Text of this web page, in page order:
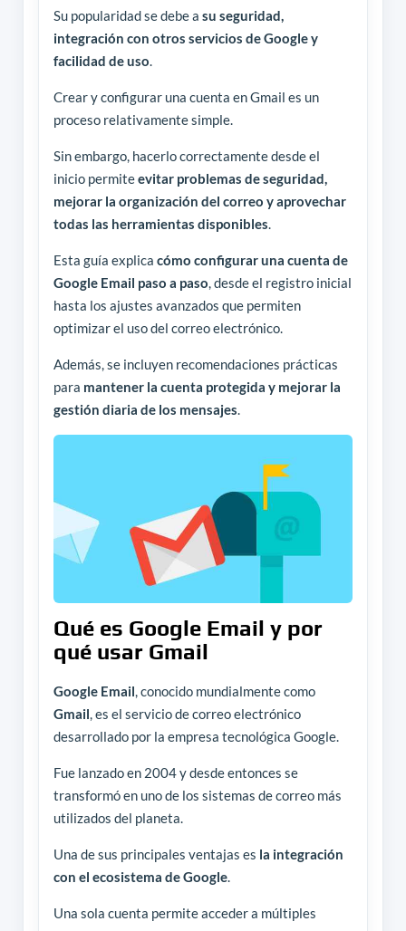
Su popularidad se debe a su seguridad,
integración con otros servicios de Google y
facilidad de uso.
Crear y configurar una cuenta en Gmail es un
proceso relativamente simple.
Sin embargo, hacerlo correctamente desde el
inicio permiteevitar problemas de seguridad,
mejorar la organización del correo y aprovechar
todas las herramientas disponibles.
Esta guía explica cómo configurar una cuenta de
Google Email paso a paso, desde el registro inicial
hasta los ajustes avanzados que permiten
optimizar el uso del correo electrónico.
Además, se incluyen recomendaciones prácticas
para mantener la cuenta protegida y mejorar la
gestión diaria de los mensajes.
Qué es Google Email y por
qué usar Gmail
Google Email, conocido mundialmente como
Gmail, es el servicio de correo electrónico
desarrollado por la empresa tecnológica Google.
Fue lanzado en 2004 y desde entonces se
transformó en uno de los sistemas de correo más
utilizados del planeta.
Una de sus principales ventajas es la integración
con el ecosistema de Google.
Una sola cuenta permite acceder a múltiples